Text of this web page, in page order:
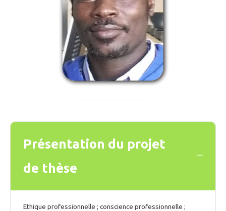
Présentation du projet
de thèse
Ethique professionnelle ; conscience professionnelle ;